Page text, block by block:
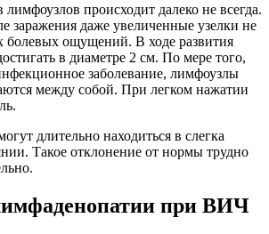
происходит далеко не всегда.
заражения даже увеличенные узелки не
болевых ощущений. В ходе развития
в диаметре 2 см. По мере того,
заболевание, лимфоузлы
между собой. При легком нажатии
длительно находиться в слегка
Такое отклонение от нормы трудно
при ВИЧ